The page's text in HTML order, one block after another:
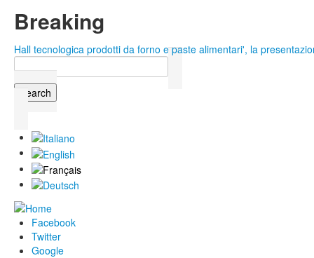
Breaking
Hall tecnologica prodotti da forno e paste alimentari', la
Colacchio Food al Summer Fancy Food N.Y. 2015
Search form
Facebook
Twitter
Google